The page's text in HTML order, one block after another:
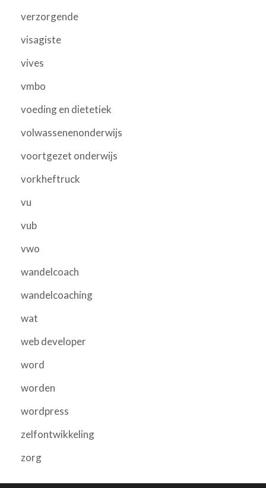
verzorgende
visagiste
vives
vmbo
voeding en dietetiek
volwassenenonderwijs
voortgezet onderwijs
vorkheftruck
vu
vub
vwo
wandelcoach
wandelcoaching
wat
web developer
word
worden
wordpress
zelfontwikkeling
zorg